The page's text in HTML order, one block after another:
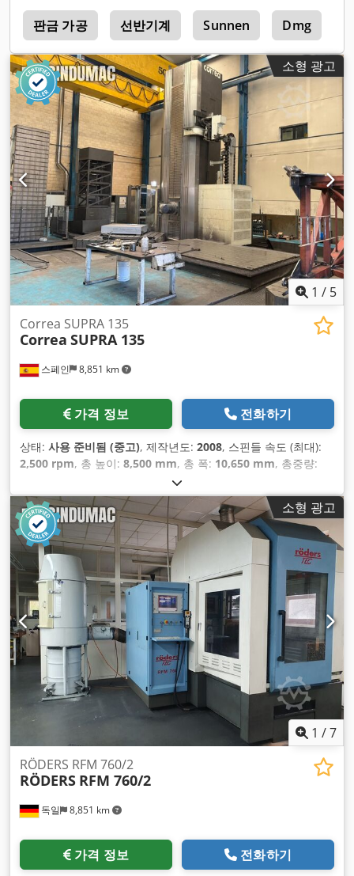
판금 가공 선반기계 Sunnen Dmg
소형 광고
1 / 5
스페인 8,851 km
Correa SUPRA 135
Correa SUPRA 135
가격 정보 전화하기
상태: 사용 준비됨 (중고), 제작년도: 2008, 스핀들 속도 (최대):
2,500 rpm, 총 높이: 8,500 mm, 총 폭: 10,650 mm, 총중량:
13,500 mm
mm, Z축 이동 거리:5,000 mm, 컨트롤러 제조업체:
HEIDENHAIN, 컨트롤러 모델: iTNC 530, 스핀들 모터 출력:
37,000 와트
, 제품 길이(최대):1,500 mm, 테이블 하중: 10,000
kg, 공구 중량:20,000 g, 공구 매거진의 슬롯 수: 60 , 축 수:3,
소형 광고
1 /7
독일 8,851 km
RÖDERS RFM 760/2
RÖDERS RFM 760/2
가격 정보 전화하기